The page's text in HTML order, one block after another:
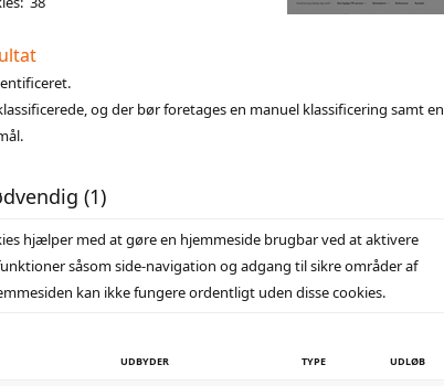
og der bør foretages en manuel klassificering samt en
(1)
hjælper med at gøre en hjemmeside brugbar ved at aktivere
såsom side-navigation og adgang til sikre områder af
kan ikke fungere ordentligt uden disse cookies.
UDBYDER TYPE UDLØB